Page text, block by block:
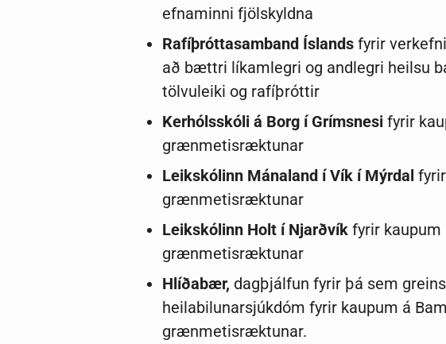
efnaminni fjölskyldna
Rafíþróttasamband Íslands fyrir
að bættri líkamlegri og andlegri heilsu
tölvuleiki og rafíþróttir
Kerhólsskóli á Borg í Grímsnesi fyrir
grænmetisræktunar
Leikskólinn Mánaland í Vík í Mýrdal
grænmetisræktunar
Leikskólinn Holt í Njarðvík fyrir kaupum
grænmetisræktunar
Hlíðabær, dagþjálfun fyrir þá sem
heilabilunarsjúkdóm fyrir kaupum á
grænmetisræktunar.